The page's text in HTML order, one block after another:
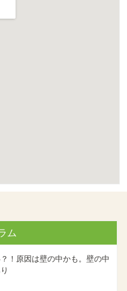
ム
！原因は壁の中かも。壁の中